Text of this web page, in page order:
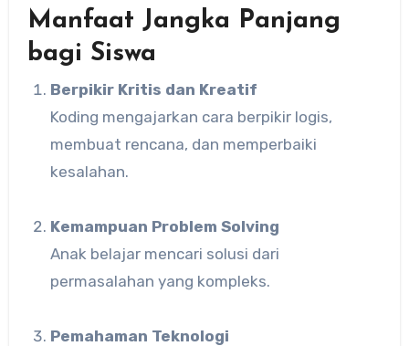
Manfaat Jangka Panjang
bagi Siswa
Berpikir Kritis dan Kreatif
Koding mengajarkan cara berpikir logis,
membuat rencana, dan memperbaiki
kesalahan.
Kemampuan Problem Solving
Anak belajar mencari solusi dari
permasalahan yang kompleks.
Pemahaman Teknologi